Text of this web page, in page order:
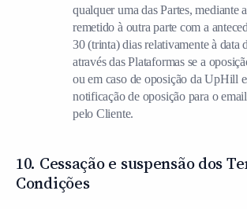
qualquer uma das Partes, mediante
remetido à outra parte com a
30 (trinta) dias relativamente à data
através das Plataformas se a
ou em caso de oposição da UpHill
notificação de oposição para o
pelo Cliente.
10. Cessação e suspensão dos
Condições